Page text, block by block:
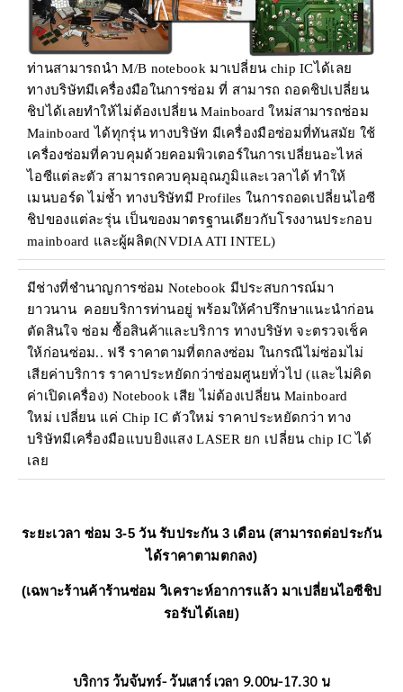
ท่านสามารถนำ M/B notebook มาเปลี่ยน chip ICได้เลย
ทางบริษัทมีเครื่องมือในการซ่อม ที่ สามารถ ถอดชิปเปลี่ยน
ชิปได้เลยทำให้ไม่ต้องเปลี่ยน Mainboard ใหม่สามารถซ่อม
Mainboard ได้ทุกรุ่น ทางบริษัท มีเครื่องมือซ่อมที่ทันสมัย ใช้
เครื่องซ่อมที่ควบคุมด้วยคอมพิวเตอร์ในการเปลี่ยนอะไหล่
ไอซีแต่ละตัว สามารถควบคุมอุณภูมิและเวลาได้ ทำให้
เมนบอร์ด ไม่ช้ำ ทางบริษัทมี Profiles ในการถอดเปลี่ยนไอซี
ชิปของแต่ละรุ่น เป็นของมาตรฐานเดียวกับโรงงานประกอบ
mainboard และผู้ผลิต(NVDIA ATI INTEL)
มีช่างที่ชำนาญการซ่อม Notebook มีประสบการณ์มา
ยาวนาน คอยบริการท่านอยู่ พร้อมให้คำปรึกษาแนะนำก่อน
ตัดสินใจ ซ่อม ซื้อสินค้าและบริการ ทางบริษัท จะตรวจเช็ค
ให้ก่อนซ่อม.. ฟรี ราคาตามที่ตกลงซ่อม ในกรณีไม่ซ่อมไม่
เสียค่าบริการ ราคาประหยัดกว่าซ่อมศูนยทั่วไป (และไม่คิด
ค่าเปิดเครื่อง) Notebook เสีย ไม่ต้องเปลี่ยน Mainboard
ใหม่ เปลี่ยน แค่ Chip IC ตัวใหม่ ราคาประหยัดกว่า ทาง
บริษัทมีเครื่องมือแบบยิงแสง LASER ยก เปลี่ยน chip IC ได้
เลย
ระยะเวลา ซ่อม 3-5 วัน รับประกัน 3 เดือน (สามารถต่อประกัน
ได้ราคาตามตกลง)
(เฉพาะร้านค้าร้านซ่อม วิเคราะห์อาการแล้ว มาเปลี่ยนไอซีชิป
รอรับได้เลย)
บริการ วันจันทร์- วันเสาร์ เวลา 9.00น-17.30 น